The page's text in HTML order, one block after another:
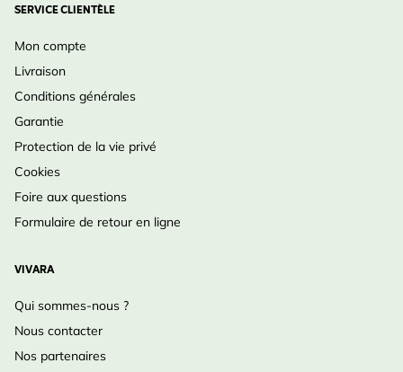
SERVICE CLIENTÈLE
Mon compte
Livraison
Conditions générales
Garantie
Protection de la vie privé
Cookies
Foire aux questions
Formulaire de retour en ligne
VIVARA
Qui sommes-nous ?
Nous contacter
Nos partenaires